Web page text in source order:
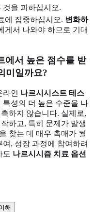
것을 피하십시오.
에 집중하십시오. 변화하
게서 나와야 하므로 기대
에서 높은 점수를 받
미일까요?
라인 나르시시스트 테스
성의 더 높은 수준을 나
하지 않습니다. 실제로,
하고, 특히 문제가 발생
찾는 데 매우 촉매가 될
, 성장 과정에 참여하려
도 나르시시즘 치료 옵션
해